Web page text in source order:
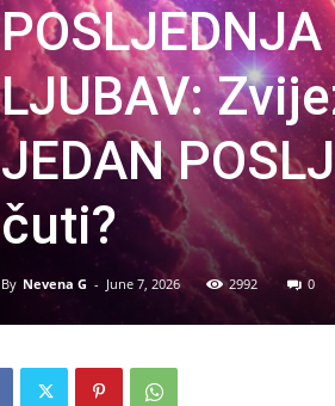
LJUBAV:
JEDAN
čuti?
By Nevena G - June 7, 2026 2992 0